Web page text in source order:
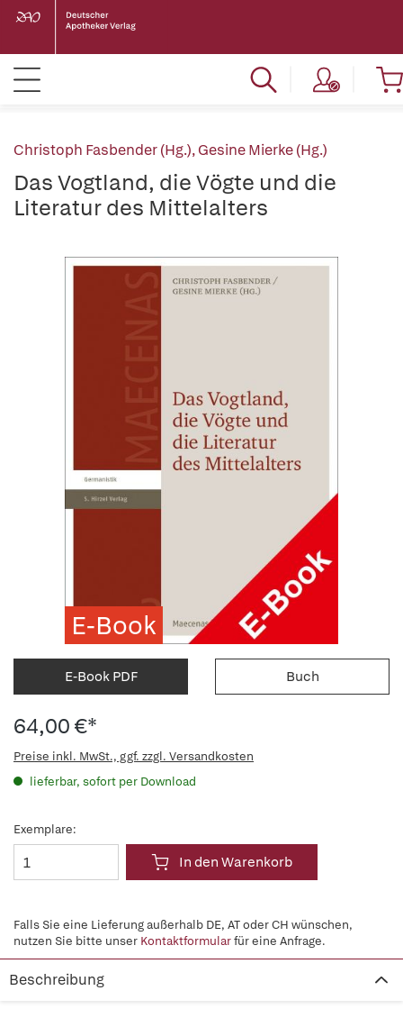
Christoph Fasbender (Hg.),Gesine Mierke (Hg.)
Das Vogtland, die Vögte und die
Literatur des Mittelalters
E-Book
E-Book PDF Buch
64,00 €*
Preise inkl. MwSt., ggf. zzgl. Versandkosten
lieferbar, sofort per Download
Exemplare:
In den Warenkorb
Falls Sie eine Lieferung außerhalb DE, AT oder CH wünschen,
nutzen Sie bitte unser Kontaktformularfür eine Anfrage.
Beschreibung